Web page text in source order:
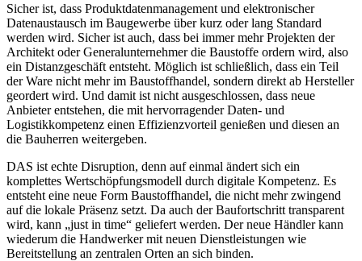
Sicher ist, dass Produktdatenmanagement und elektronischer
Datenaustausch im Baugewerbe über kurz oder lang Standard
werden wird. Sicher ist auch, dass bei immer mehr Projekten der
Architekt oder Generalunternehmer die Baustoffe ordern wird, also
ein Distanzgeschäft entsteht. Möglich ist schließlich, dass ein Teil
der Ware nicht mehr im Baustoffhandel, sondern direkt ab Hersteller
geordert wird. Und damit ist nicht ausgeschlossen, dass neue
Anbieter entstehen, die mit hervorragender Daten- und
Logistikkompetenz einen Effizienzvorteil genießen und diesen an
die Bauherren weitergeben.
DAS ist echte Disruption, denn auf einmal ändert sich ein
komplettes Wertschöpfungsmodell durch digitale Kompetenz. Es
entsteht eine neue Form Baustoffhandel, die nicht mehr zwingend
auf die lokale Präsenz setzt. Da auch der Baufortschritt transparent
wird, kann „just in time“ geliefert werden. Der neue Händler kann
wiederum die Handwerker mit neuen Dienstleistungen wie
Bereitstellung an zentralen Orten an sich binden.